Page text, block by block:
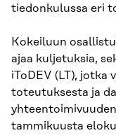
tiedonkulussa eri
Kokeiluun
ajaa kuljetuksia,
iToDEV (LT), jotka
toteutuksesta ja
tammikuusta